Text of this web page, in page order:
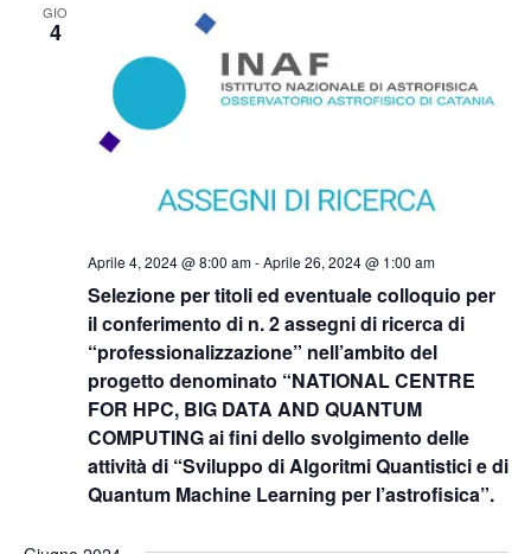
GIO
4
Selezione per titoli ed eventuale colloquio per
il conferimento di n. 2 assegni di ricerca di
“professionalizzazione” nell’ambito del
progetto denominato “NATIONAL CENTRE
FOR HPC, BIG DATA AND QUANTUM
COMPUTING ai fini dello svolgimento delle
attività di “Sviluppo di Algoritmi Quantistici e di
Quantum Machine Learning per l’astrofisica”.
Aprile 4, 2024 @ 8:00 am-Aprile 26, 2024 @ 1:00 am